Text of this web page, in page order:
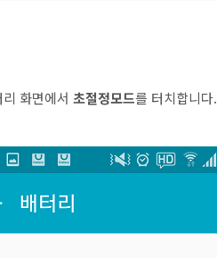
화면에서 초절정모드를 터치합니다.